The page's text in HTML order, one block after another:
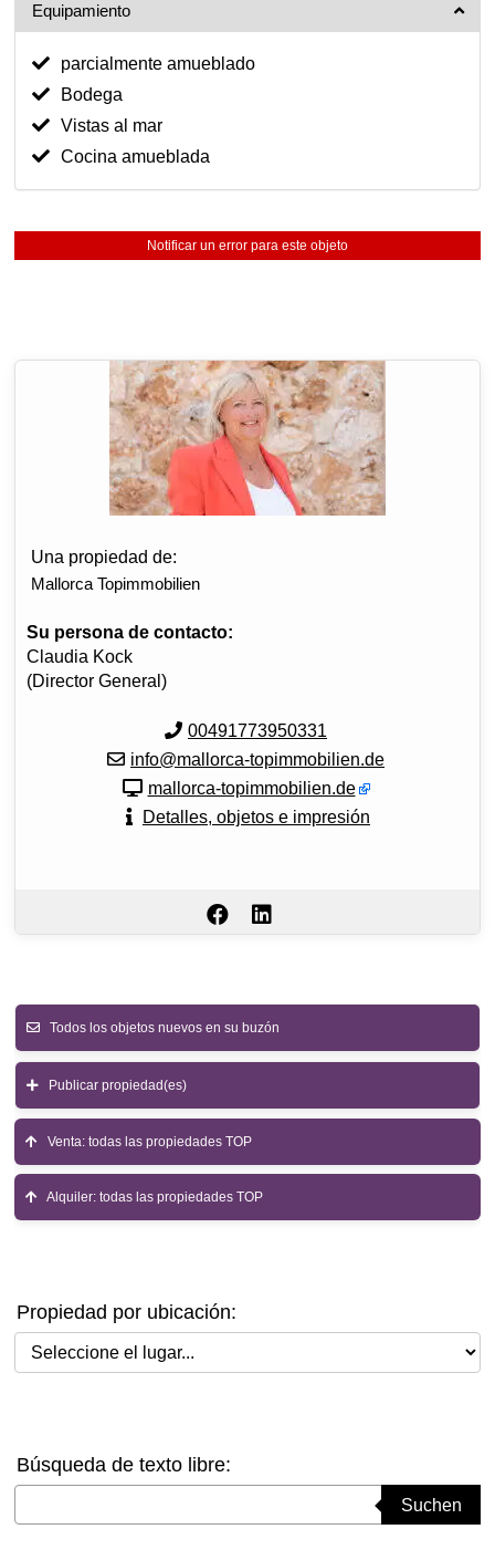
Equipamiento
parcialmente amueblado
Bodega
Vistas al mar
Cocina amueblada
Notificar un error para este objeto
Una propiedad de:
Mallorca Topimmobilien
Su persona de contacto:
Claudia Kock
(Director General)
00491773950331
info@mallorca-topimmobilien.de
mallorca-topimmobilien.de
Detalles, objetos e impresión
Todos los objetos nuevos en su buzón
Publicar propiedad(es)
Venta: todas las propiedades TOP
Alquiler: todas las propiedades TOP
Propiedad por ubicación:
Seleccione el lugar
Búsqueda de texto libre:
Suchen